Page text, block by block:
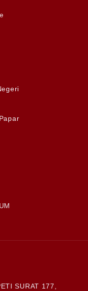
SURAT 177,